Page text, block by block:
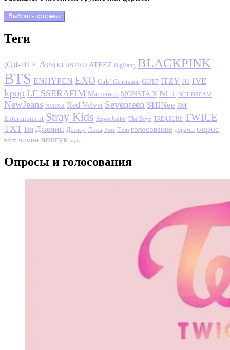
Выбрать формат
Теги
(G)I-DLE Aespa ASTRO ATEEZ BigBang BLACKPINK
BTS ENHYPEN EXO Girls’ Generation GOT7 ITZY IU IVE
kpop LE SSERAFIM Mamamoo MONSTA X NCT NCT DREAM
NewJeans NMIXX Red Velvet Seventeen SHINee SM
Entertainment Stray Kids Super Junior The Boyz TREASURE TWICE
TXT Ви Дженни Джису Лиса Розэ Тэён голосование дорамы опрос
тест чимин чонгук шуга
Опросы и голосования